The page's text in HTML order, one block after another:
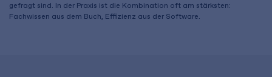
gefragt sind. In der Praxis ist die Kombination oft am stärksten:
Fachwissen aus dem Buch, Effizienz aus der Software.